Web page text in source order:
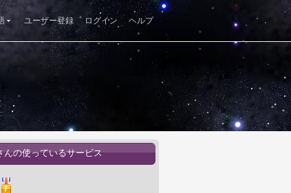
ユーザー登録 ログイン ヘルプ
んの使っているサービス